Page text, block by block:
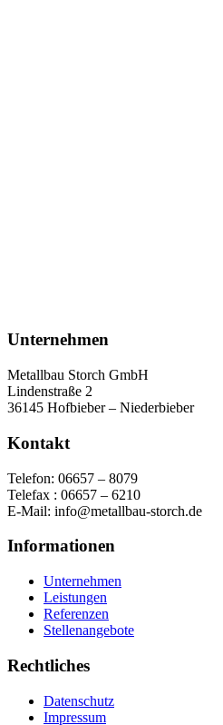
Unternehmen
Metallbau Storch GmbH
Lindenstraße 2
36145 Hofbieber – Niederbieber
Kontakt
Telefon: 06657 – 8079
Telefax : 06657 – 6210
E-Mail: info@metallbau-storch.de
Informationen
Unternehmen
Leistungen
Referenzen
Stellenangebote
Rechtliches
Datenschutz
Impressum